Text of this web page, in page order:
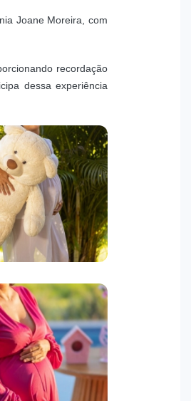
Joane Moreira, com
recordação
dessa experiência